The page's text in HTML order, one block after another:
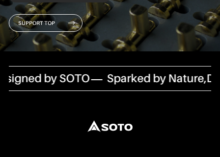
SUPPORT TOP
by SOTO Sparked by